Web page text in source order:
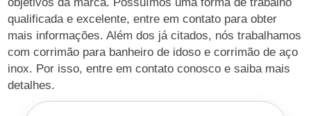
qualificada e excelente, entre em contato para obter
mais informações. Além dos já citados, nós trabalhamos
com corrimão para banheiro de idoso e corrimão de aço
inox. Por isso, entre em contato conosco e saiba mais
detalhes.